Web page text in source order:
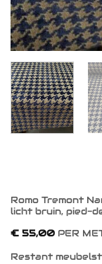
Romo Tremont
licht bruin, pied-
€ 55,00 PER
Restant